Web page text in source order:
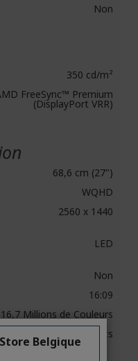
Non
350 cd/m²
FreeSync™ Premium
(DisplayPort VRR)
68,6 cm (27")
WQHD
2560 x 1440
LED
Non
16:09
16,7 Millions de Couleurs
8 bits
Belgique